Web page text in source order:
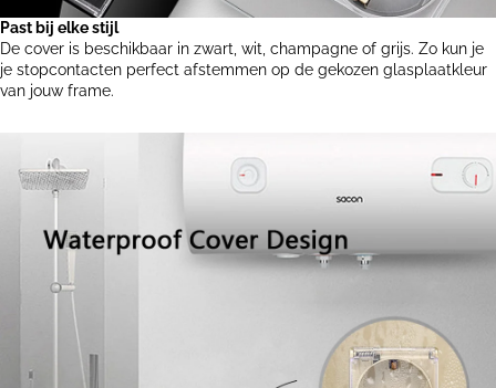
Past bij elke stijl
De cover is beschikbaar in zwart, wit, champagne of grijs. Zo kun je
je stopcontacten perfect afstemmen op de gekozen glasplaatkleur
van jouw frame.